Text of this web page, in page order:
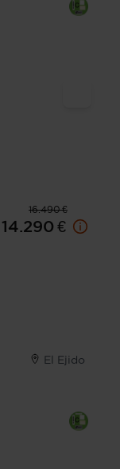
16.490 €
14.290 €
El Ejido